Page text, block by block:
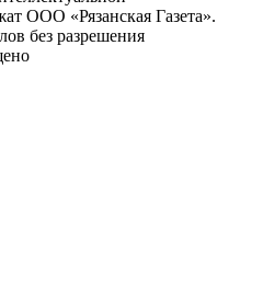
ООО «Рязанская Газета».
без разрешения